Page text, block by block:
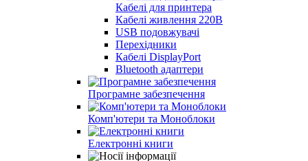
Кабелі для принтера
Кабелі живлення 220В
USB подовжувачі
Перехідники
Кабелі DisplayPort
Bluetooth адаптери
Програмне забезпечення
Комп'ютери та Моноблоки
Електронні книги